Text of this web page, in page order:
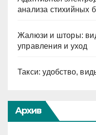
анализа стихийных
Жалюзи и шторы:
управления и уход
Такси: удобство,
Архив